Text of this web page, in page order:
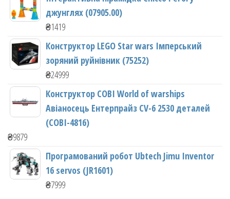
джунглях (07905.00)
₴1419
Конструктор LEGO Star wars Імперський
зоряний руйнівник (75252)
₴24999
Конструктор COBI World of warships
Авіаносець Ентерпрайз CV-6 2530 деталей
(COBI-4816)
₴9879
Програмований робот Ubtech Jimu Inventor
16 servos (JR1601)
₴7999